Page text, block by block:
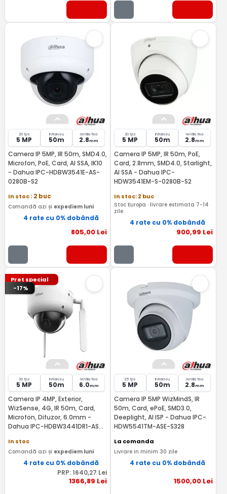
20 fps
5 MP
Infrarosu
50m
lentila fixa
2.8mm
Camera IP 5MP, IR 50m, SMD4.0,
Microfon, PoE, Card, AI SSA, IK10
- Dahua IPC-HDBW3541E-AS-
0280B-S2
In stoc: 2 buc
Comandă azi și expediem luni
4 rate cu 0% dobândă
805,00Lei
20 fps
5 MP
Infrarosu
50m
lentila fixa
2.8mm
Camera IP 5MP, IR 50m, PoE,
Card, 2.8mm, SMD4.0, Starlight,
AI SSA - Dahua IPC-
HDW3541EM-S-0280B-S2
In stoc: 2 buc
Stoc Europa · livrare estimata 7-14
zile
4 rate cu 0% dobândă
900,99 Lei
Pret special
-17%
20 fps
5 MP
Infrarosu
50m
lentila fixa
6.0mm
Camera IP 4MP, Exterior,
WizSense, 4G, IR 50m, Card,
Microfon, Difuzor, 6.0mm -
Dahua IPC-HDBW3441DR1-AST-
In stoc
Comandă azi și expediem luni
4 rate cu 0% dobândă
PRP: 1640,27 Lei
1366,89 Lei
25 fps
5 MP
Infrarosu
50m
lentila fixa
2.8mm
Camera IP 5MP WizMindS, IR
50m, Card, ePoE, SMD3.0,
Deeplight, AI ISP - Dahua IPC-
HDW5541TM-ASE-S328
La comanda
Livrare in minim 30 zile
4 rate cu 0% dobândă
1500,00 Lei